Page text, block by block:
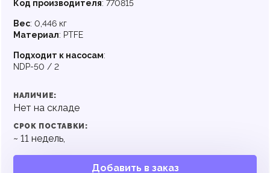
Код производителя: 770815
Вес: 0,446 кг
Материал: PTFE
Подходит к насосам:
NDP-50 / 2
НАЛИЧИЕ:
Нет на складе
СРОК ПОСТАВКИ:
~ 11 недель,
Добавить в заказ